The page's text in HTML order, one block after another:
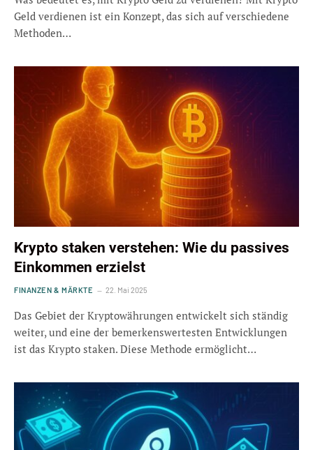
Geld verdienen ist ein Konzept, das sich auf verschiedene
Methoden…
Krypto staken verstehen: Wie du passives
Einkommen erzielst
FINANZEN & MÄRKTE 22. Mai 2025
Das Gebiet der Kryptowährungen entwickelt sich ständig
weiter, und eine der bemerkenswertesten Entwicklungen
ist das Krypto staken. Diese Methode ermöglicht…